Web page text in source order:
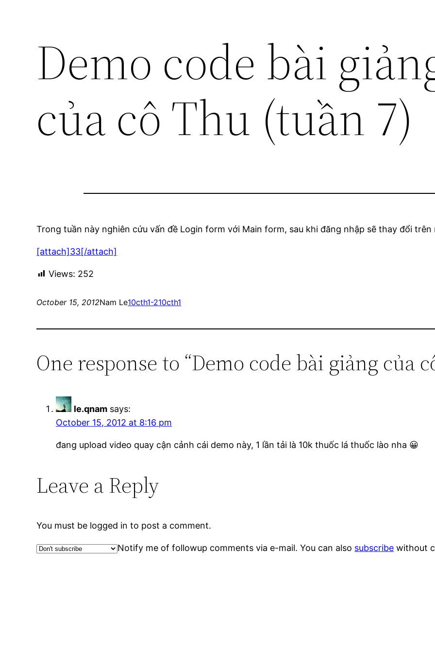
Demo code bài
của cô Thu (tuần 7)
Trong tuần này nghiên cứu vấn đề Login form với Main form, sau khi đăng nhập sẽ thay đổi
[attach]33[/attach]
Views: 252
October 15, 2012Nam Le10cth1-210cth1
One response to “Demo code bài giảng của
le.qnam says:
October 15, 2012 at 8:16 pm
đang upload video quay cận cảnh cái demo này, 1 lần tải là 10k thuốc lá thuốc lào nha 😀
Leave a Reply
You must be logged in to post a comment.
Notify me of followup comments via e-mail. You can also subscribe without